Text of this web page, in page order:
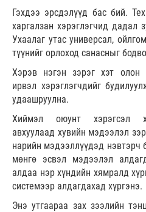
Гэхдээ эрсдэлүүд бас бий.
харгалзан хэрэглэгчид дадал
Ухаалаг утас универсал,
түүнийг орлоход санасныг
Хэрэв нэгэн зэрэг хэт олон
ирвэл хэрэглэгчдийг
удаашруулна.
Хиймэл оюунт хэрэгсэл
авхуулаад хувийн мэдээлэл
нарийн мэдээллүүдэд нэвтэрч
мөнгө эсвэл мэдээлэл
алдаа нэр хүндийн хямралд
системээр алдагдахад хүргэнэ.
Энэ утгаараа зах зээлийн